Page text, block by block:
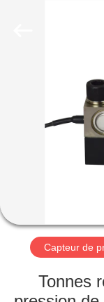
PRODUITS
DE
NOUS
VISITE
Capteur de
Tonnes